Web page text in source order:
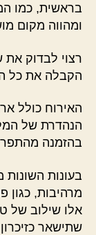
בראשית, כמו
ומהווה מקום
רצוי לבדוק
הקבלה את כל
האירוח כולל
הנהדרת של
בהזמנה
בעונות
מרהיבות, כגון
אלו שילוב של
שתישאר